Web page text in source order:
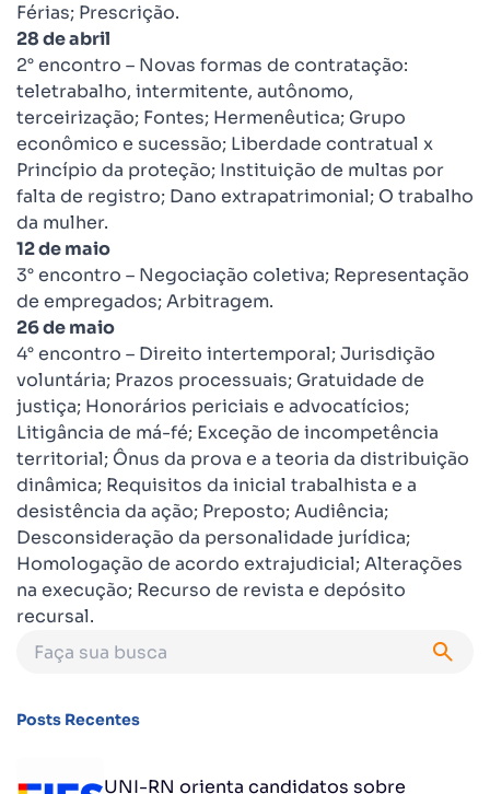
Férias; Prescrição.
28 de abril
2° encontro – Novas formas de contratação:
teletrabalho, intermitente, autônomo,
terceirização; Fontes; Hermenêutica; Grupo
econômico e sucessão; Liberdade contratual x
Princípio da proteção; Instituição de multas por
falta de registro; Dano extrapatrimonial; O trabalho
da mulher.
12 de maio
3° encontro – Negociação coletiva; Representação
de empregados; Arbitragem.
26 de maio
4° encontro – Direito intertemporal; Jurisdição
voluntária; Prazos processuais; Gratuidade de
justiça; Honorários periciais e advocatícios;
Litigância de má-fé; Exceção de incompetência
territorial; Ônus da prova e a teoria da distribuição
dinâmica; Requisitos da inicial trabalhista e a
desistência da ação; Preposto; Audiência;
Desconsideração da personalidade jurídica;
Homologação de acordo extrajudicial; Alterações
na execução; Recurso de revista e depósito
recursal.
Posts Recentes
UNI-RN orienta candidatos sobre